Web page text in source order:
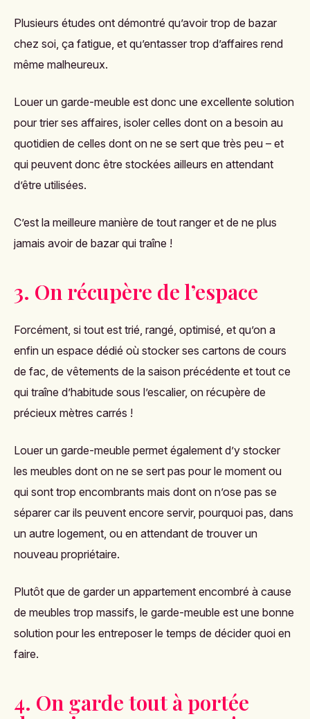
Plusieurs études ont démontré qu’avoir trop de bazar
chez soi, ça fatigue, et qu’entasser trop d’affaires rend
même malheureux.
Louer un garde-meuble est donc une excellente solution
pour trier ses affaires, isoler celles dont on a besoin au
quotidien de celles dont on ne se sert que très peu – et
qui peuvent donc être stockées ailleurs en attendant
d’être utilisées.
C’est la meilleure manière de tout ranger et de ne plus
jamais avoir de bazar qui traîne !
3. On récupère de l’espace
Forcément, si tout est trié, rangé, optimisé, et qu’on a
enfin un espace dédié où stocker ses cartons de cours
de fac, de vêtements de la saison précédente et tout ce
qui traîne d’habitude sous l’escalier, on récupère de
précieux mètres carrés !
Louer un garde-meuble permet également d’y stocker
les meubles dont on ne se sert pas pour le moment ou
qui sont trop encombrants mais dont on n’ose pas se
séparer car ils peuvent encore servir, pourquoi pas, dans
un autre logement, ou en attendant de trouver un
nouveau propriétaire.
Plutôt que de garder un appartement encombré à cause
de meubles trop massifs, le garde-meuble est une bonne
solution pour les entreposer le temps de décider quoi en
faire.
4. On garde tout à portée